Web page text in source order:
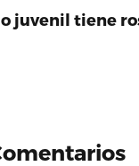
juvenil tiene